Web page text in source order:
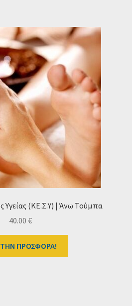
Υγείας (ΚΕ.Σ.Υ) | Άνω Τούμπα
40.00 €
ΠΡΟΣΦΟΡΑ!